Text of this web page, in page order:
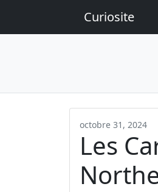
Curiosite
octobre 31, 2024
Les